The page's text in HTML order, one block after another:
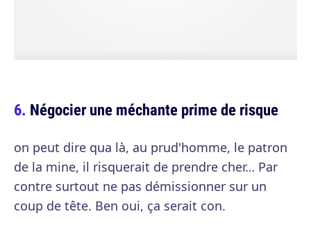
Négocier une méchante prime de risque
on peut dire qua là, au prud'homme, le patron
de la mine, il risquerait de prendre cher… Par
contre surtout ne pas démissionner sur un
coup de tête. Ben oui, ça serait con.